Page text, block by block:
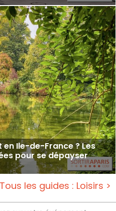
Ile-de-France ? Les
pour se dépayser
Tous les guides : Loisirs >